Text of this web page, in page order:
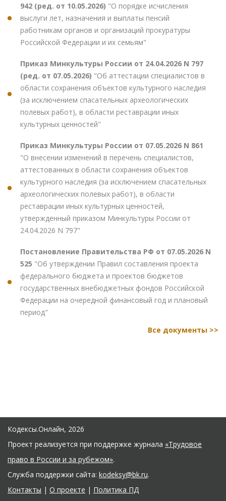
942 (ред. от 10.05.2026) "О порядке исчисления
выслуги лет, назначения и выплаты пенсий
работникам органов и организаций прокуратуры
Российской Федерации и их семьям"
Приказ Минкультуры России от 24.04.2026 N 797
(ред. от 07.05.2026) "Об аттестации специалистов в
области сохранения объектов культурного наследия
(за исключением спасательных археологических
полевых работ), в области реставрации иных
культурных ценностей"
Приказ Минкультуры России от 07.05.2026 N 861
"О внесении изменений в перечень специалистов,
аттестованных в области сохранения объектов
культурного наследия (за исключением спасательных
археологических полевых работ), в области
реставрации иных культурных ценностей,
утвержденный приказом Минкультуры России от
24.04.2026 N 797"
Постановление Правительства РФ от 07.05.2026 N
525 "Об утверждении Правил составления проекта
федерального бюджета и проектов бюджетов
государственных внебюджетных фондов Российской
Федерации на очередной финансовый год и плановый
период"
Все документы >>
Кодексы.Онлайн, 2026
Проект реализуется при поддержке журнала «Трудовое
право в России и за рубежом».
Служба поддержки сайта: kodeksy@bk.ru.
Контакты | О проекте | Политика ПД